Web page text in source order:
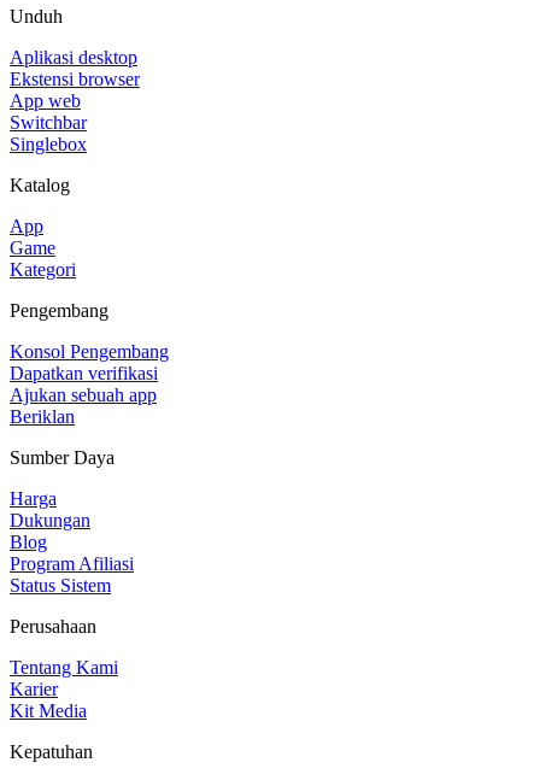
Unduh
Aplikasi desktop
Ekstensi browser
App web
Switchbar
Singlebox
Katalog
App
Game
Kategori
Pengembang
Konsol Pengembang
Dapatkan verifikasi
Ajukan sebuah app
Beriklan
Sumber Daya
Harga
Dukungan
Blog
Program Afiliasi
Status Sistem
Perusahaan
Tentang Kami
Karier
Kit Media
Kepatuhan